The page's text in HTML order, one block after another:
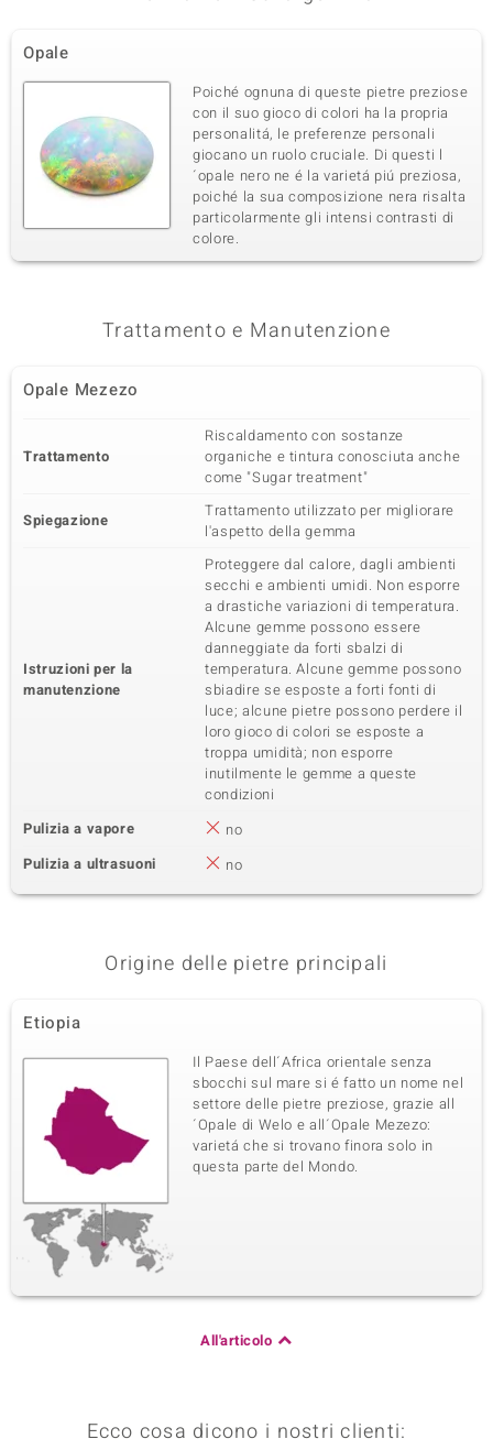
Opale
Poiché ognuna di queste pietre preziose
con il suo gioco di colori ha la propria
personalitá, le preferenze personali
giocano un ruolo cruciale. Di questi l
´opale nero ne é la varietá piú preziosa,
poiché la sua composizione nera risalta
particolarmente gli intensi contrasti di
colore.
Trattamento e Manutenzione
Opale Mezezo
Trattamento
Riscaldamento con sostanze
organiche e tintura conosciuta anche
come "Sugar treatment"
Spiegazione
Trattamento utilizzato per migliorare
l'aspetto della gemma
Istruzioni per la
manutenzione
Proteggere dal calore, dagli ambienti
secchi e ambienti umidi. Non esporre
a drastiche variazioni di temperatura.
Alcune gemme possono essere
danneggiate da forti sbalzi di
temperatura. Alcune gemme possono
sbiadire se esposte a forti fonti di
luce; alcune pietre possono perdere il
loro gioco di colori se esposte a
troppa umidità; non esporre
inutilmente le gemme a queste
condizioni
Pulizia a vapore
no
Pulizia a ultrasuoni
no
Origine delle pietre principali
Etiopia
Il Paese dell´Africa orientale senza
sbocchi sul mare si é fatto un nome nel
settore delle pietre preziose, grazie all
´Opale di Welo e all´Opale Mezezo:
varietá che si trovano finora solo in
questa parte del Mondo.
All'articolo
Ecco cosa dicono i nostri clienti: